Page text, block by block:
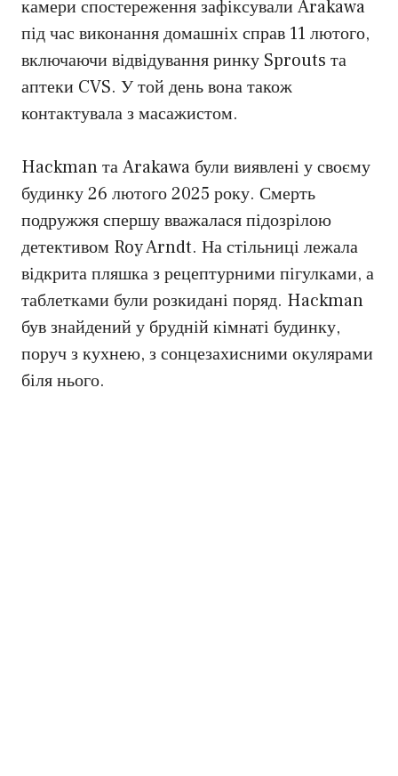
камери спостереження зафіксували Arakawa
під час виконання домашніх справ 11 лютого,
включаючи відвідування ринку Sprouts та
аптеки CVS. У той день вона також
контактувала з масажистом.
Hackman та Arakawa були виявлені у своєму
будинку 26 лютого 2025 року. Смерть
подружжя спершу вважалася підозрілою
детективом Roy Arndt. На стільниці лежала
відкрита пляшка з рецептурними пігулками, а
таблетками були розкидані поряд. Hackman
був знайдений у брудній кімнаті будинку,
поруч з кухнею, з сонцезахисними окулярами
біля нього.